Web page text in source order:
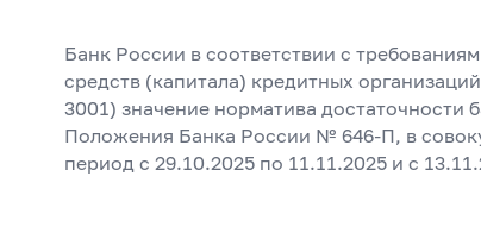
Банк России в соответствии с
средств (капитала) кредитных
3001) значение норматива достаточности
Положения Банка России № 646-П, в
период с 29.10.2025 по 11.11.2025 и с